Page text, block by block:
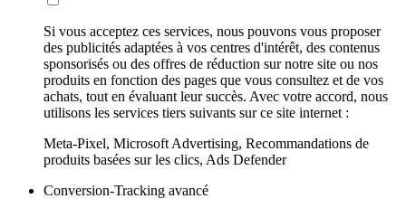
Si vous acceptez ces services, nous pouvons vous proposer
des publicités adaptées à vos centres d'intérêt, des contenus
sponsorisés ou des offres de réduction sur notre site ou nos
produits en fonction des pages que vous consultez et de vos
achats, tout en évaluant leur succès. Avec votre accord, nous
utilisons les services tiers suivants sur ce site internet :
Meta-Pixel, Microsoft Advertising, Recommandations de
produits basées sur les clics, Ads Defender
Conversion-Tracking avancé